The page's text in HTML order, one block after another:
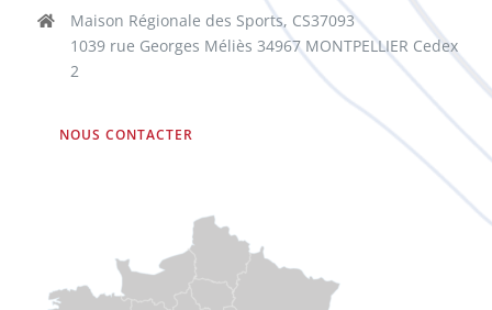
Maison Régionale des Sports, CS37093
1039 rue Georges Méliès 34967 MONTPELLIER Cedex
2
NOUS CONTACTER